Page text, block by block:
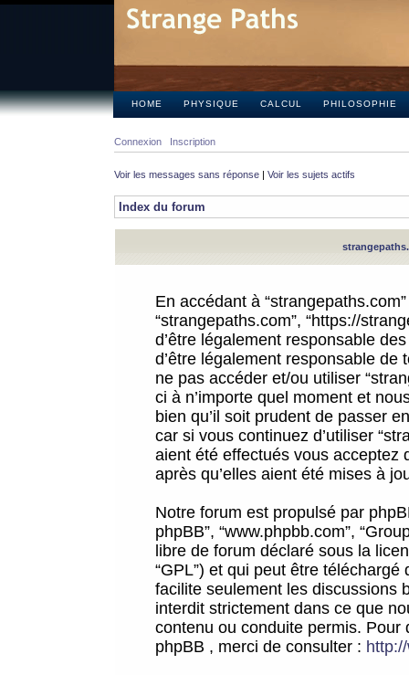
HOME PHYSIQUE CALCUL PHILOSOPHIE
Connexion Inscription
Voir les messages sans réponse | Voir les sujets actifs
Index du forum
En accédant à
“strangepaths.com”, “https://
d’être légalement responsable
d’être légalement responsable
ne pas accéder et/ou utiliser
ci à n’importe quel moment et
bien qu’il soit prudent de passer
car si vous continuez d’utiliser
aient été effectués vous acceptez
après qu’elles aient été mises à
Notre forum est propulsé par
phpBB”, “www.phpbb.com”,
libre de forum déclaré sous la
“GPL”) et qui peut être téléchargé
facilite seulement les discussions
interdit strictement dans ce que
contenu ou conduite permis.
phpBB , merci de consulter :